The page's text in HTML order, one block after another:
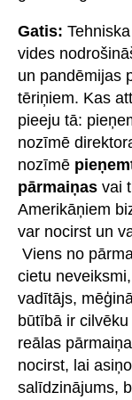
Gatis:
vides
un pandēmijas
tēriņiem. Kas
pieeju tā:
nozīmē
nozīmē
pārmaiņas vai
Amerikāņiem
var nocirst un
Viens no
cietu
vadītājs,
būtībā ir
reālas
nocirst, lai
salīdzinājums,